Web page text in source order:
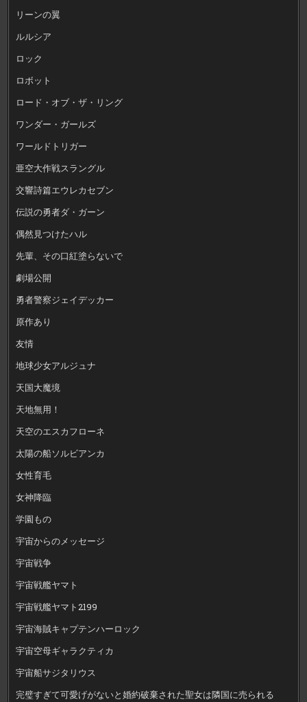
リーンの翼
ルルシア
ロック
ロボット
ロード・オブ・ザ・リング
ワンダー・ガールズ
ワールドトリガー
亜空大作戦スラングル
交響詩篇エウレカセブン
伝説の勇者ダ・ガーン
偶然見つけたハル
先輩、その口紅塗らないで
劇場公開
勇者警察ジェイデッカー
原作あり
友情
地球少女アルジュナ
天国大魔境
天地無用！
天空のエスカフローネ
太陽の船ソルビアンカ
女性育毛
女神降臨
学園もの
宇宙からのメッセージ
宇宙戦争
宇宙戦艦ヤマト
宇宙戦艦ヤマト2199
宇宙海賊キャプテンハーロック
宇宙空母ギャラクティカ
宇宙船サジタリウス
完璧すぎて可愛げがないと婚約破棄された聖女は隣国に売られる